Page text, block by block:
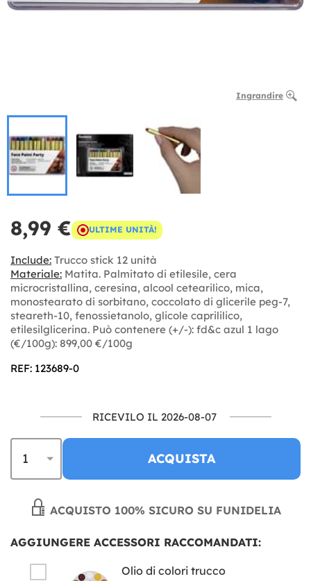
Ingrandire
8,99 € ULTIME UNITÀ!
Include: Trucco stick 12 unità
Materiale: Matita. Palmitato di etilesile, cera
microcristallina, ceresina, alcool cetearilico, mica,
monostearato di sorbitano, coccolato di glicerile peg-7,
steareth-10, fenossietanolo, glicole caprililico,
etilesilglicerina. Può contenere (+/-): fd&c azul 1 lago
(€/100g): 899,00 €/100g
REF: 123689-0
RICEVILO IL 2026-08-07
ACQUISTA
ACQUISTO 100% SICURO SU FUNIDELIA
AGGIUNGERE ACCESSORI RACCOMANDATI:
Olio di colori trucco